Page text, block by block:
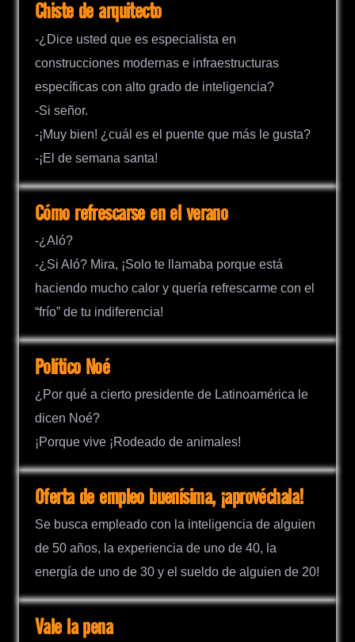
Chiste de arquitecto
-¿Dice usted que es especialista en
construcciones modernas e infraestructuras
específicas con alto grado de inteligencia?
-Si señor.
-¡Muy bien! ¿cuál es el puente que más le gusta?
-¡El de semana santa!
Cómo refrescarse en el verano
-¿Aló?
-¿Si Aló? Mira, ¡Solo te llamaba porque está
haciendo mucho calor y quería refrescarme con el
“frío” de tu indiferencia!
Político Noé
¿Por qué a cierto presidente de Latinoamérica le
dicen Noé?
¡Porque vive ¡Rodeado de animales!
Oferta de empleo buenísima, ¡aprovéchala!
Se busca empleado con la inteligencia de alguien
de 50 años, la experiencia de uno de 40, la
energía de uno de 30 y el sueldo de alguien de 20!
Vale la pena